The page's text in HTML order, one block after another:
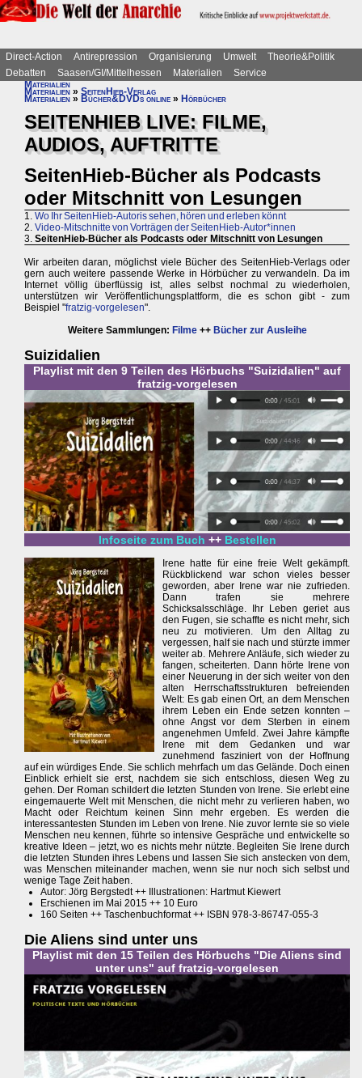
Direct-Action Antirepression Organisierung Umwelt
Theorie&Politik
Debatten
Saasen/GI/Mittelhessen Materialien
Service
Materialien
Materialien » SeitenHieb-Verlag
Materialien » Bücher&DVDs online » Hörbücher
SEITENHIEB LIVE: FILME,
AUDIOS, AUFTRITTE
SeitenHieb-Bücher als Podcasts
oder Mitschnitt von Lesungen
1. Wo Ihr SeitenHieb-Autoris sehen, hören und erleben könnt
2. Video-Mitschnitte von Vorträgen der SeitenHieb-Autor*innen
3. SeitenHieb-Bücher als Podcasts oder Mitschnitt von Lesungen
Wir arbeiten daran, möglichst viele Bücher des SeitenHieb-Verlags oder
gern auch weitere passende Werke in Hörbücher zu verwandeln. Da im
Internet völlig überflüssig ist, alles selbst nochmal zu wiederholen,
unterstützen wir Veröffentlichungsplattform, die es schon gibt - zum
Beispiel "fratzig-vorgelesen".
Weitere Sammlungen: Filme++ Bücher zur Ausleihe
Suizidalien
Playlist mit den 9 Teilen des Hörbuchs "Suizidalien" auf
fratzig-vorgelesen
Infoseite zum Buch ++ Bestellen
Irene hatte für eine freie Welt gekämpft.
Rückblickend war schon vieles besser
geworden, aber Irene war nie zufrieden.
Dann trafen sie mehrere
Schicksalsschläge. Ihr Leben geriet aus
den Fugen, sie schaffte es nicht mehr, sich
neu zu motivieren. Um den Alltag zu
vergessen, half sie nach und stürzte immer
weiter ab. Mehrere Anläufe, sich wieder zu
fangen, scheiterten. Dann hörte Irene von
einer Neuerung in der sich weiter von den
alten Herrschaftsstrukturen befreienden
Welt: Es gab einen Ort, an dem Menschen
ihrem Leben ein Ende setzen konnten –
ohne Angst vor dem Sterben in einem
angenehmen Umfeld. Zwei Jahre kämpfte
Irene mit dem Gedanken und war
zunehmend fasziniert von der Hoffnung
auf ein würdiges Ende. Sie schlich mehrfach um das Gelände. Doch einen
Einblick erhielt sie erst, nachdem sie sich entschloss, diesen Weg zu
gehen. Der Roman schildert die letzten Stunden von Irene. Sie erlebt eine
eingemauerte Welt mit Menschen, die nicht mehr zu verlieren haben, wo
Macht oder Reichtum keinen Sinn mehr ergeben. Es werden die
interessantesten Stunden im Leben von Irene. Nie zuvor lernte sie so viele
Menschen neu kennen, führte so intensive Gespräche und entwickelte so
kreative Ideen – jetzt, wo es nichts mehr nützte. Begleiten Sie Irene durch
die letzten Stunden ihres Lebens und lassen Sie sich anstecken von dem,
was Menschen miteinander machen, wenn sie nur noch sich selbst und
wenige Tage Zeit haben.
Autor: Jörg Bergstedt ++ Illustrationen: Hartmut Kiewert
Erschienen im Mai 2015 ++ 10 Euro
160 Seiten ++ Taschenbuchformat ++ ISBN 978-3-86747-055-3
Die Aliens sind unter uns
Playlist mit den 15 Teilen des Hörbuchs "Die Aliens sind
unter uns" auf fratzig-vorgelesen